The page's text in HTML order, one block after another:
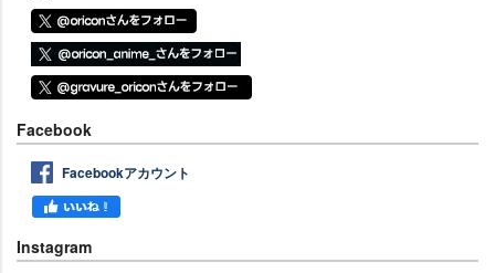
Facebook
Facebookアカウント
Instagram